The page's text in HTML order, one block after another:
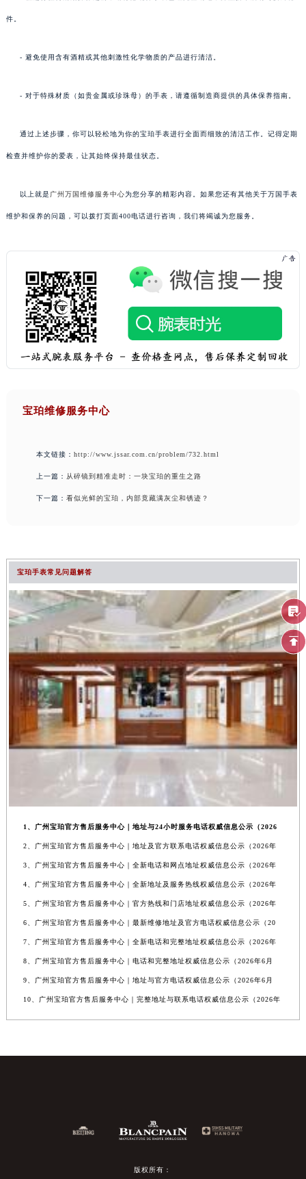
件。
- 避免使用含有酒精或其他刺激性化学物质的产品进行清洁。
- 对于特殊材质（如贵金属或珍珠母）的手表，请遵循制造商提供的具体保养指南。
通过上述步骤，你可以轻松地为你的宝珀手表进行全面而细致的清洁工作。记得定期
检查并维护你的爱表，让其始终保持最佳状态。
以上就是 广州万国维修服务中心为您分享的精彩内容。如果您还有其他关于万国手表
维护和保养的问题，可以拨打页面400电话进行咨询，我们将竭诚为您服务。
宝珀维修服务中心
本文链接： http://www.jssar.com.cn/problem/732.html
上一篇： 从碎镜到精准走时：一块宝珀的重生之路
下一篇： 看似光鲜的宝珀，内部竟藏满灰尘和锈迹？
宝珀手表常见问题解答
1、广州宝珀官方售后服务中心｜地址与24小时服务电话权威信息公示（2026
2、广州宝珀官方售后服务中心｜地址及官方联系电话权威信息公示（2026年
3、广州宝珀官方售后服务中心｜全新电话和网点地址权威信息公示（2026年
4、广州宝珀官方售后服务中心｜全新地址及服务热线权威信息公示（2026年
5、广州宝珀官方售后服务中心｜官方热线和门店地址权威信息公示（2026年
6、广州宝珀官方售后服务中心｜最新维修地址及官方电话权威信息公示（20
7、广州宝珀官方售后服务中心｜全新电话和完整地址权威信息公示（2026年
8、广州宝珀官方售后服务中心｜电话和完整地址权威信息公示（2026年6月
9、广州宝珀官方售后服务中心｜地址与官方电话权威信息公示（2026年6月
10、广州宝珀官方售后服务中心｜完整地址与联系电话权威信息公示（2026年
版权所有：